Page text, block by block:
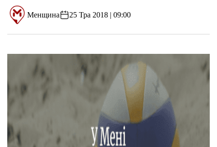
Менщина 25 Тра 2018 | 09:00